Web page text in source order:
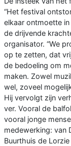
“Het festival
elkaar ontmoette in
de drijvende
organisator. “We
op te zetten, dat
de bedoeling om
maken. Zowel
wel, zoveel
Hij vervolgt zijn
ver. Vooral de
vooral jonge
medewerking: van
Buurthuis de